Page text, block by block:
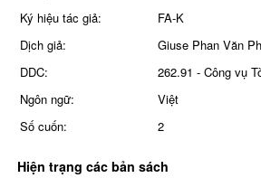
Ký hiệu tác giả:
FA-K
Dịch giả:
Giuse Phan Văn
DDC:
262.91 - Công vụ
Ngôn ngữ:
Việt
Số cuốn:
2
Hiện trạng các bản sách